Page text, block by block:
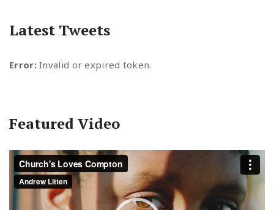
Latest Tweets
Error:Invalid or expired token.
Featured Video
Video
Player